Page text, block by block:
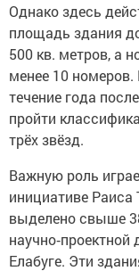
Однако здесь
площадь здания
500 кв. метров, а
менее 10
течение года
пройти
трёх звёзд.
Важную роль
инициативе
выделено свыше
Елабуге. Эти